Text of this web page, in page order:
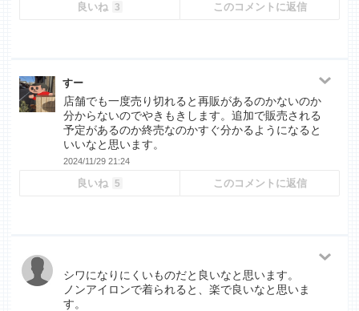
良いね 3 このコメントに返信
すー
店舗でも一度売り切れると再販があるのかないのか
分からないのでやきもきします。追加で販売される
予定があるのか終売なのかすぐ分かるようになると
いいなと思います。
2024/11/29 21:24
良いね 5 このコメントに返信
シワになりにくいものだと良いなと思います。
ノンアイロンで着られると、楽で良いなと思いま
す。